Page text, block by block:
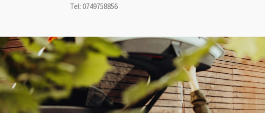
Tel: 0749758856